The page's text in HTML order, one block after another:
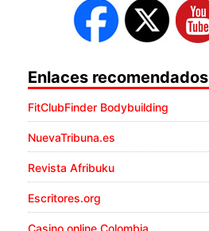
Enlaces recomendados
FitClubFinder Bodybuilding
NuevaTribuna.es
Revista Afribuku
Escritores.org